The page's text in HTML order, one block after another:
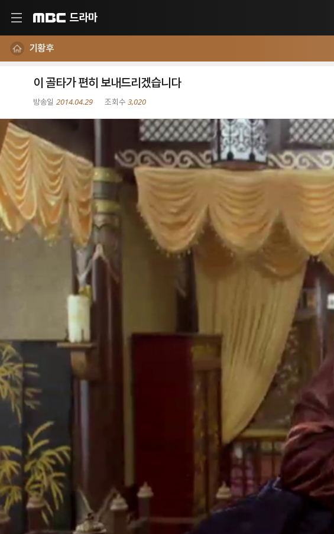
드라마
기황후
이 골타가 편히 보내드리겠습니다
2014.04.29 3,020